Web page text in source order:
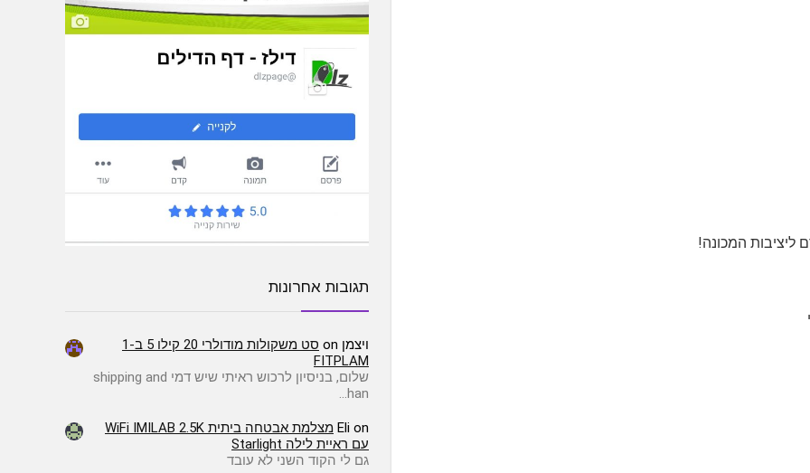
ליציבות המכונה!
תגובות אחרונות
ויצמן on
סט משקולות מודולרי 20 קילו 5 ב-1
FITPLAM
שלום, בניסיון לרכוש ראיתי שיש דמי shipping and
han…
Eli on
מצלמת אבטחה ביתית WiFi IMILAB 2.5K
עם ראיית לילה Starlight
גם לי הקוד השני לא עובד